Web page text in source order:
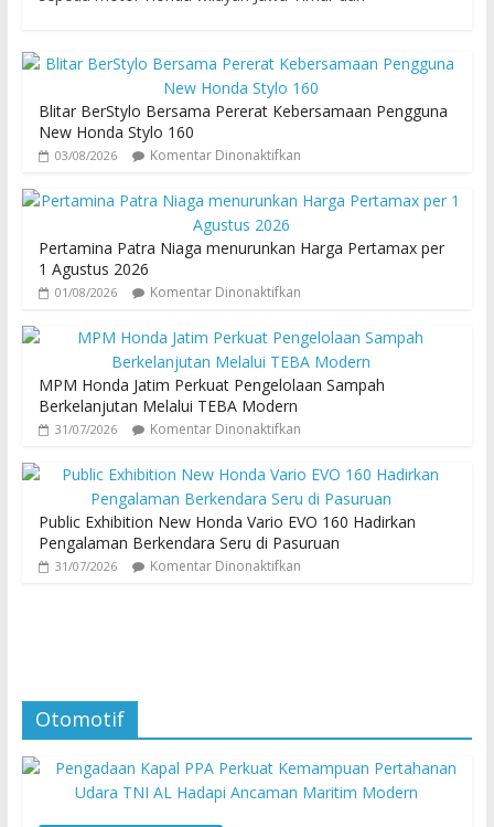
Blitar BerStylo Bersama Pererat Kebersamaan Pengguna
New Honda Stylo 160
03/08/2026 Komentar Dinonaktifkan
Pertamina Patra Niaga menurunkan Harga Pertamax per
1 Agustus 2026
01/08/2026 Komentar Dinonaktifkan
MPM Honda Jatim Perkuat Pengelolaan Sampah
Berkelanjutan Melalui TEBA Modern
31/07/2026 Komentar Dinonaktifkan
Public Exhibition New Honda Vario EVO 160 Hadirkan
Pengalaman Berkendara Seru di Pasuruan
31/07/2026 Komentar Dinonaktifkan
Otomotif